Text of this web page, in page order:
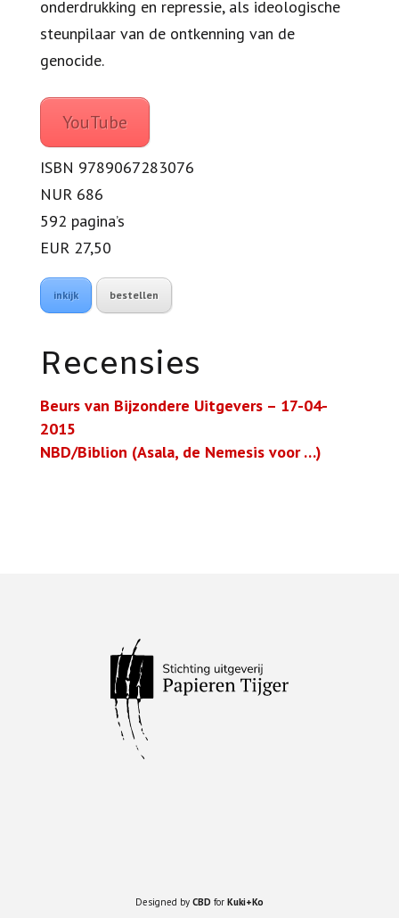
onderdrukking en repressie, als ideologische
steunpilaar van de ontkenning van de
genocide.
YouTube
ISBN 9789067283076
NUR 686
592 pagina’s
EUR 27,50
inkijk bestellen
Recensies
Beurs van Bijzondere Uitgevers – 17-04-
2015
NBD/Biblion (Asala, de Nemesis voor …)
Designed by CBD for Kuki+Ko